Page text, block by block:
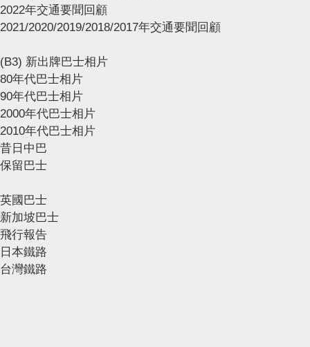
2022年交通要聞回顧
2021/2020/2019/2018/2017年交通要聞回顧
(B3) 新出牌巴士相片
80年代巴士相片
90年代巴士相片
2000年代巴士相片
2010年代巴士相片
昔日中巴
保留巴士
英國巴士
新加坡巴士
飛行報告
日本鐵路
台灣鐵路